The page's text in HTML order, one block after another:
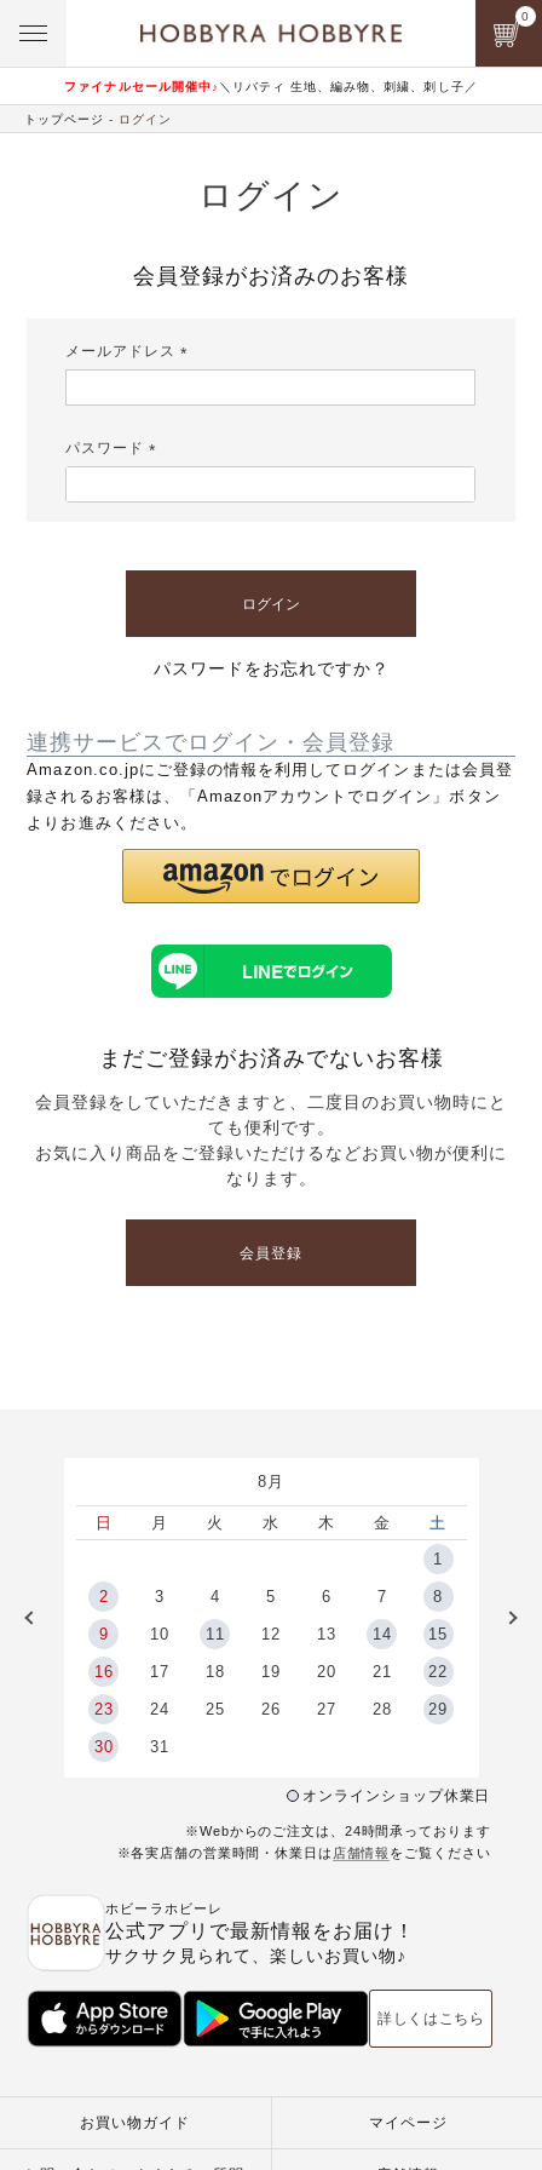
ファイナルセール開催中♪ ＼リバティ 生地、編み物、刺繍、刺し子／
0
トップページ ログイン
ログイン
会員登録がお済みのお客様
メールアドレス
パスワード
ログイン
パスワードをお忘れですか？
連携サービスでログイン・会員登録
Amazon.co.jpにご登録の情報を利用してログインまたは会員登
録されるお客様は、「Amazonアカウントでログイン」ボタン
よりお進みください。
まだご登録がお済みでないお客様
会員登録をしていただきますと、二度目のお買い物時にと
ても便利です。
お気に入り商品をご登録いただけるなどお買い物が便利に
なります。
会員登録
8月
日 月 火 水 木 金
土
1
2 3 4 5 6 7 8
9 10 11 12 13 14 15
16 17 18 19 20 21 22
23 24 25 26 27 28 29
30 31
オンラインショップ休業日
※Webからのご注文は、24時間承っております
※各実店舗の営業時間・休業日は 店舗情報 をご覧ください
ホビーラホビーレ
公式アプリで最新情報をお届け！
サクサク見られて、楽しいお買い物♪
詳しくはこちら
お買い物ガイド マイページ